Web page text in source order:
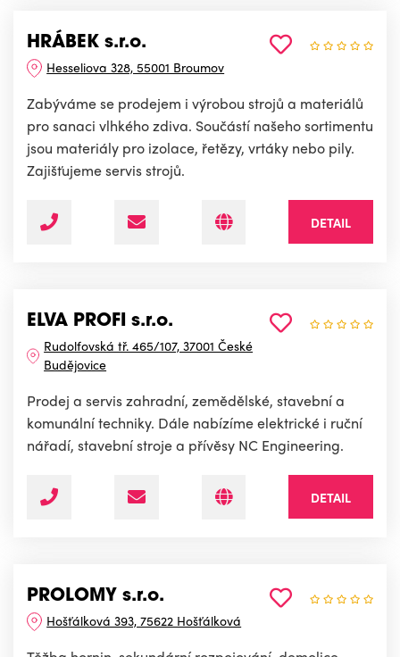
HRÁBEK s.r.o.
Hesseliova 328, 55001 Broumov
Zabýváme se prodejem i výrobou strojů a materiálů
pro sanaci vlhkého zdiva. Součástí našeho sortimentu
jsou materiály pro izolace, řetězy, vrtáky nebo pily.
Zajišťujeme servis strojů.
DETAIL
ELVA PROFI s.r.o.
Rudolfovská tř. 465/107, 37001 České
Budějovice
Prodej a servis zahradní, zemědělské, stavební a
komunální techniky. Dále nabízíme elektrické i ruční
nářadí, stavební stroje a přívěsy NC Engineering.
DETAIL
PROLOMY s.r.o.
Hošťálková 393, 75622 Hošťálková